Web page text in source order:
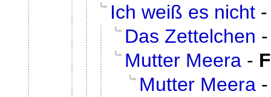
Ich weiß es nicht
Das Zettelchen
Mutter Meera -
Mutter Meera